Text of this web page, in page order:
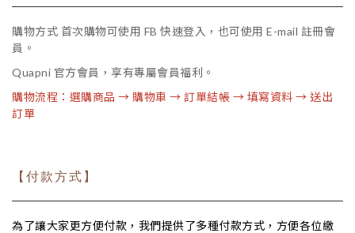
購物方式 首次購物可使用 FB 快速登入，也可使用 E-mail 註冊會
員。
Quapni 官方會員，享有專屬會員福利。
購物流程：選購商品 → 購物車 → 訂單結帳 → 填寫資料 → 送出
訂單
【付款方式】
為了讓大家更方便付款，我們提供了多種付款方式，方便各位繳